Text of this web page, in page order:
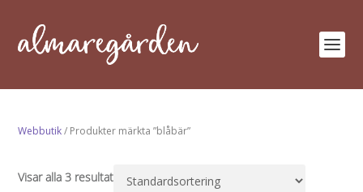
Webbutik/ Produkter märkta ”blåbär”
Visar alla 3 resultat